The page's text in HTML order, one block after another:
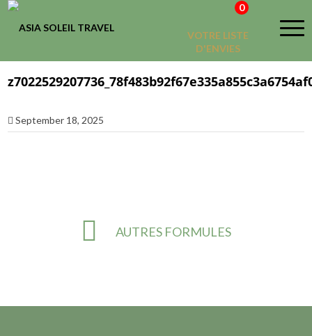
VOTRE LISTE
D'ENVIES
0
September 18, 2025
AUTRES FORMULES